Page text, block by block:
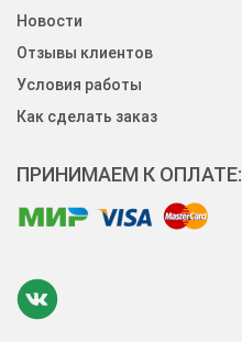
Новости
Отзывы клиентов
Условия работы
Как сделать заказ
ПРИНИМАЕМ К ОПЛАТЕ: